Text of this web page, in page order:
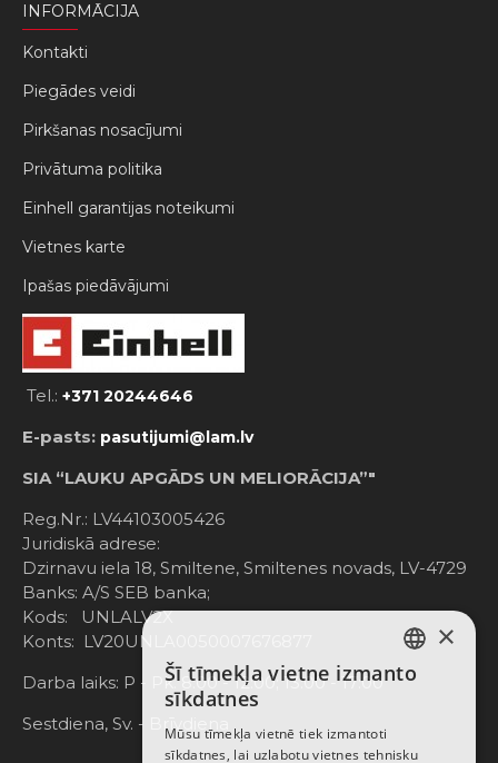
INFORMĀCIJA
Kontakti
Piegādes veidi
Pirkšanas nosacījumi
Privātuma politika
Einhell garantijas noteikumi
Vietnes karte
Ipašas piedāvājumi
Tel.: +371 20244646
E-pasts: pasutijumi@lam.lv
SIA “LAUKU APGĀDS UN MELIORĀCIJA”"
Reg.Nr.: LV44103005426
Juridiskā adrese:
Dzirnavu iela 18, Smiltene, Smiltenes novads, LV-4729
Banks: A/S SEB banka;
Kods: UNLALV2X
Konts: LV20UNLA0050007676877
Darba laiks: P - Pk. 8:00 - 12:00; 13:00 - 17:00
Sestdiena, Sv. - Brīvdiena
LATVIAN
ENGLISH
×
Šī tīmekļa vietne izmanto
sīkdatnes
Mūsu tīmekļa vietnē tiek izmantoti
sīkdatnes, lai uzlabotu vietnes tehnisku